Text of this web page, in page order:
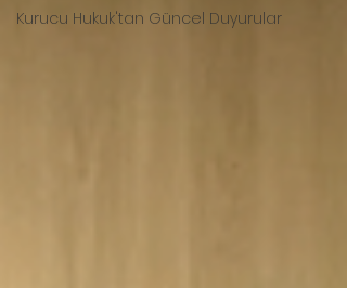
Kurucu Hukuk'tan Güncel Duyurular